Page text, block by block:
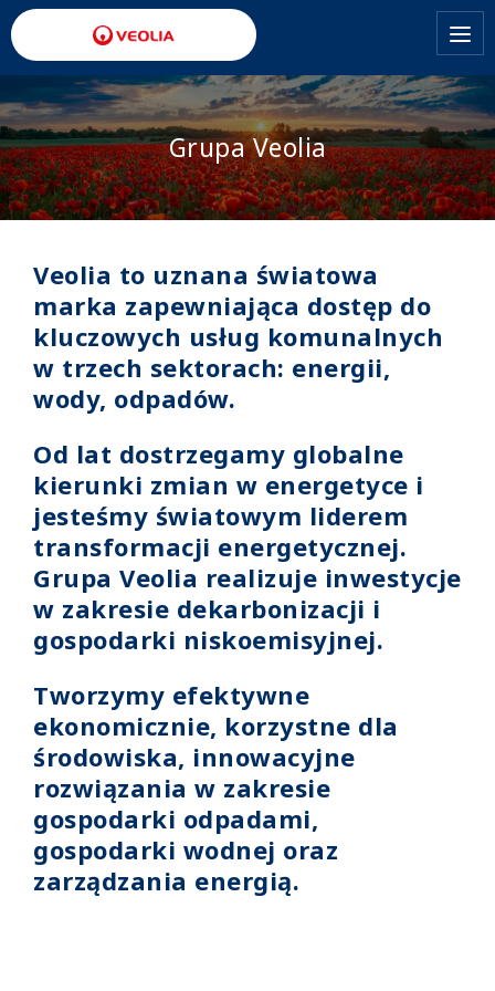
Przejdź
do
treści
Grupa Veolia
Veolia to uznana światowa
marka zapewniająca dostęp do
kluczowych usług komunalnych
w trzech sektorach: energii,
wody, odpadów.
Od lat dostrzegamy globalne
kierunki zmian w energetyce i
jesteśmy światowym liderem
transformacji energetycznej.
Grupa Veolia realizuje inwestycje
w zakresie dekarbonizacji i
gospodarki niskoemisyjnej.
Tworzymy efektywne
ekonomicznie, korzystne dla
środowiska, innowacyjne
rozwiązania w zakresie
gospodarki odpadami,
gospodarki wodnej oraz
zarządzania energią.